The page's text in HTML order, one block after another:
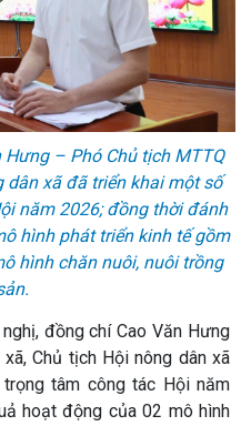
– Phó Chủ tịch MTTQ
dân xã đã triển khai một số
năm 2026; đồng thời đánh
hình phát triển kinh tế gồm
hình chăn nuôi, nuôi trồng
đồng chí Cao Văn Hưng
Chủ tịch Hội nông dân xã
tâm công tác Hội năm
hoạt động của 02 mô hình